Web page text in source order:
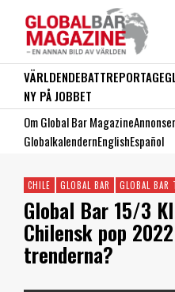
VÄRLDENDEBATTREPORTAGE
NY PÅ JOBBET
Om Global Bar Magazine
GlobalkalendernEnglishEspañol
CHILE GLOBAL BAR GLOBAL BAR
Global Bar 15/3
Chilensk pop
trenderna?